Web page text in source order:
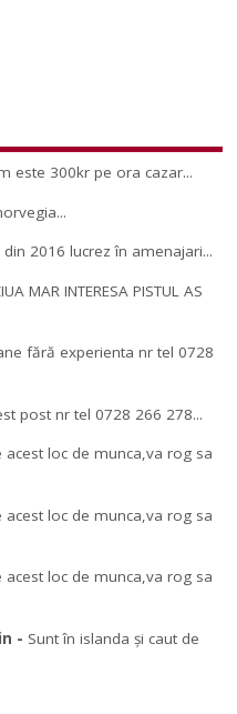
este 300kr pe ora cazar...
2016 lucrez în amenajari...
MAR INTERESA PISTUL AS
fără experienta nr tel 0728
post nr tel 0728 266 278...
acest loc de munca,va rog sa
acest loc de munca,va rog sa
acest loc de munca,va rog sa
- Sunt în islanda și caut de